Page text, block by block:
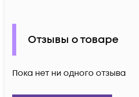
Отзывы о товаре
Пока нет ни одного отзыва